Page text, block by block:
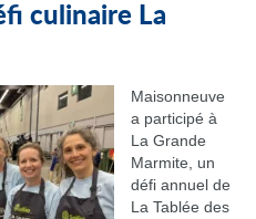
culinaire La
Maisonneuve
a participé à
La Grande
Marmite, un
défi annuel de
La Tablée des